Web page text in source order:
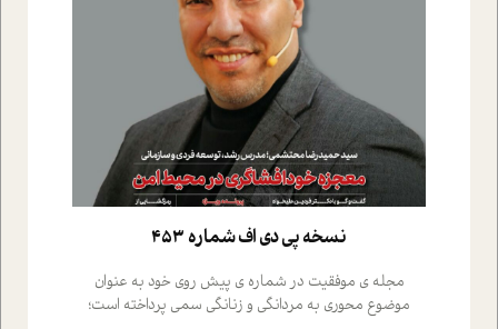
نسخه پي دي اف شماره 453
مجله ی موفقیت در شماره ی پیش روی خود به عنوان
موضوع محوری به مردانگی و زنانگی سمی پرداخته است؛